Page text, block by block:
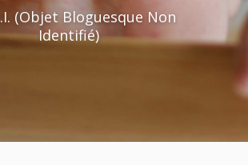
(Objet Bloguesque Non
Identifié)